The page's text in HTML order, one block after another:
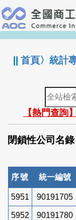
跳
到
主
要
:::
||首頁〉統計
全
站
檢
索
【熱門查詢
閉鎖性公司名錄
序號 統一編號
5951 90191705
5952 90191780